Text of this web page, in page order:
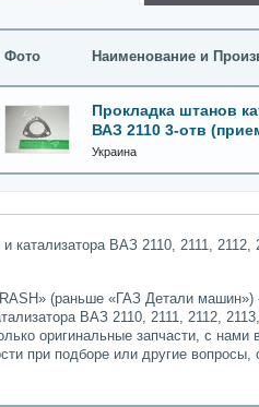
Фото Наименование и
Прокладка штанов
ВАЗ 2110 3-отв
Украина
катализатора ВАЗ 2110, 2111,
(раньше «ГАЗ Детали
ВАЗ 2110, 2111, 2112,
оригинальные запчасти, с
при подборе или другие